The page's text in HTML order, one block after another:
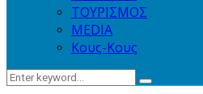
ΤΟΥΡΙΣΜΟΣ
MEDIA
Κους-Κους
Search
Search